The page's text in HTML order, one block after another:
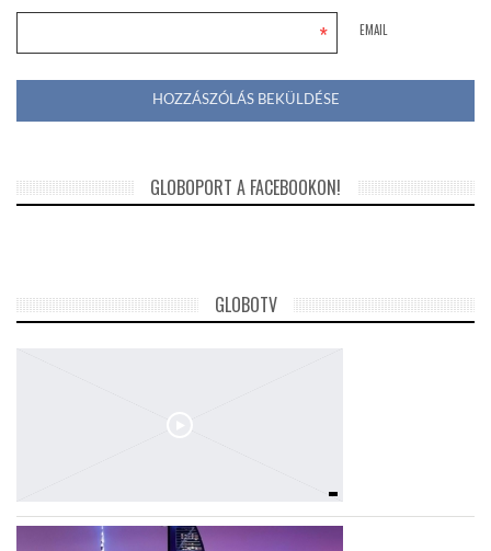
EMAIL
*
GLOBOPORT A FACEBOOKON!
GLOBOTV